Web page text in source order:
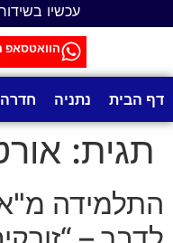
עכשיו
הוואטסאפ
דף הבית נתניה חדרה
תגית:
התלמידה